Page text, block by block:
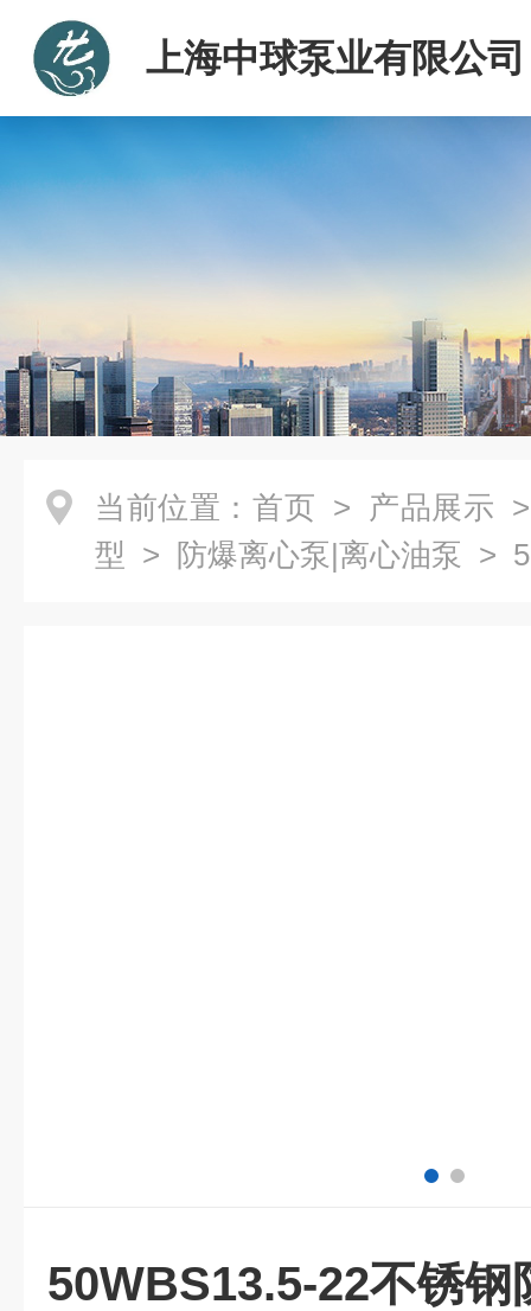
上海中球泵业有限公司
当前位置： 首页 > 产品展示
型 > 防爆离心泵|离心油泵 >
50WBS13.5-22不锈钢